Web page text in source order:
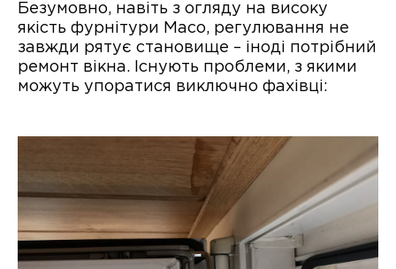
Безумовно, навіть з огляду на високу
якість фурнітури Maco, регулювання не
завжди рятує становище – іноді потрібний
ремонт вікна. Існують проблеми, з якими
можуть упоратися виключно фахівці: